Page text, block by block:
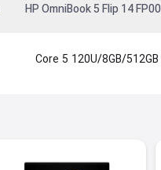
Core 5 120U/8GB/